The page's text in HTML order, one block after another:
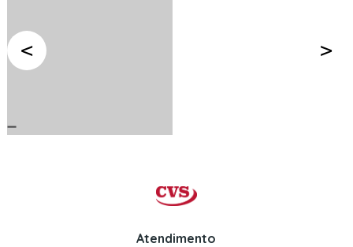
Atendimento